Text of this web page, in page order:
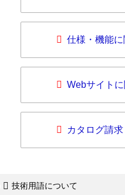
仕様・機能
Webサイト
カタログ請求
技術用語について